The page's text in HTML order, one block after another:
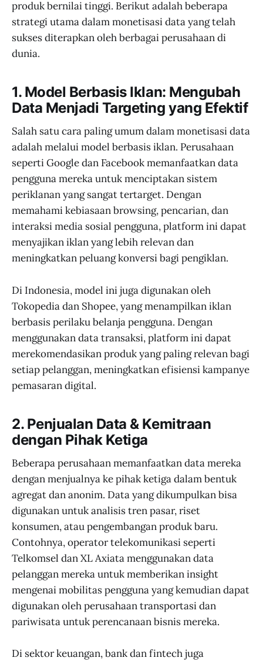
produk bernilai tinggi. Berikut adalah beberapa
strategi utama dalam monetisasi data yang telah
sukses diterapkan oleh berbagai perusahaan di
dunia.
1. Model Berbasis Iklan: Mengubah
Data Menjadi Targeting yang Efektif
Salah satu cara paling umum dalam monetisasi data
adalah melalui model berbasis iklan. Perusahaan
seperti Google dan Facebook memanfaatkan data
pengguna mereka untuk menciptakan sistem
periklanan yang sangat tertarget. Dengan
memahami kebiasaan browsing, pencarian, dan
interaksi media sosial pengguna, platform ini dapat
menyajikan iklan yang lebih relevan dan
meningkatkan peluang konversi bagi pengiklan.
Di Indonesia, model ini juga digunakan oleh
Tokopedia dan Shopee, yang menampilkan iklan
berbasis perilaku belanja pengguna. Dengan
menggunakan data transaksi, platform ini dapat
merekomendasikan produk yang paling relevan bagi
setiap pelanggan, meningkatkan efisiensi kampanye
pemasaran digital.
2. Penjualan Data & Kemitraan
dengan Pihak Ketiga
Beberapa perusahaan memanfaatkan data mereka
dengan menjualnya ke pihak ketiga dalam bentuk
agregat dan anonim. Data yang dikumpulkan bisa
digunakan untuk analisis tren pasar, riset
konsumen, atau pengembangan produk baru.
Contohnya, operator telekomunikasi seperti
Telkomsel dan XL Axiata menggunakan data
pelanggan mereka untuk memberikan insight
mengenai mobilitas pengguna yang kemudian dapat
digunakan oleh perusahaan transportasi dan
pariwisata untuk perencanaan bisnis mereka.
Di sektor keuangan, bank dan fintech juga